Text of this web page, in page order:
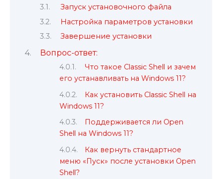
Запуск установочного файла
Настройка параметров установки
Завершение установки
Вопрос-ответ:
Что такое Classic Shell и зачем
его устанавливать на Windows 11?
Как установить Classic Shell на
Windows 11?
Поддерживается ли Open
Shell на Windows 11?
Как вернуть стандартное
меню «Пуск» после установки Open
Shell?